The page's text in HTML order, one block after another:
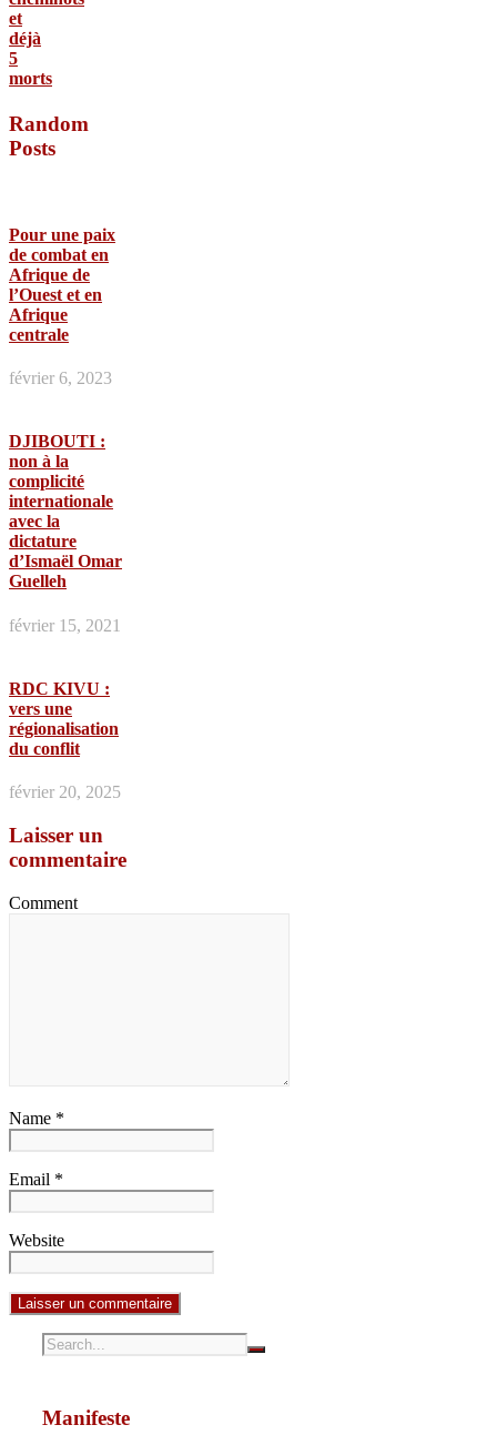
et
déjà
5
morts
Random
Posts
Pour une paix
de combat en
Afrique de
l’Ouest et en
Afrique
centrale
février 6, 2023
DJIBOUTI :
non à la
complicité
internationale
avec la
dictature
d’Ismaël Omar
Guelleh
février 15, 2021
RDC KIVU :
vers une
régionalisation
du conflit
février 20, 2025
Laisser un
commentaire
Comment
Name *
Email *
Website
Manifeste